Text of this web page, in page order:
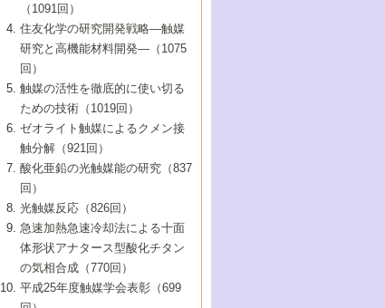
8号 若手研究者による触媒研究の未来展望
2：大学・研究所編
8号 イオン液体の応用
8号 多機能型リアクター
8号 超臨界流体を用いた化学プロセスの新
6号 第94回触媒討論会
7号 サブナノレベルでみた新しい表面現象
8号 オレフィン重合触媒の新たな展
5号 基礎化学品製造の触媒技術
6号 第92回触媒討論会
7号 基礎化学品製造の触媒技術
8号 資源の循環と触媒技術
4号 ナノ材料の調製と機能化
5号 こんな触媒が欲しい
6号 第90回触媒討論会
7号 触媒研究と学術雑誌/情報
8号 若い世代からみた触媒化学の現状と未
3号 生体触媒とバイオプロセス
4号 水素製造・利用の触媒化学
5号 触媒研究における新しい切り口：コン
ビナトリアルケミストリー
6号 第88回触媒討論会特集号
7号 企業における触媒研究のブレークスル
8号 この材料を触媒として使ってみません
2号 第85回触媒討論会
3号 反応ダイナミクス
5号 触媒のおもしろさをどのように伝える
6号 第86回触媒討論会
7号 水素化精製触媒の新しい展開
8号 新しい反応性と機能性を目指した金属
クラスタ-化学
1号 孔、穴、あな?-特異な空間とその利用-
2号 第83回触媒討論会
3号 均一系触媒反応最前線
4号 実用炭素材料の新展開
5号 研究の方法論を考える
7号 機能性金属材料と触媒
8号 触媒研究へのNMRの応用と展望
▼40巻（1998年）
進展と21世紀への提言/創立40周年記念・触
媒学会この10年の歩みとこれから/創立40周
2号 第81回触媒討論会
3号 計算機触媒化学へのさそい
4号 触媒劣化の制御と予測
5号 最新の実用プロセスと触媒
6号 第82回触媒討論会
7号 ナノ構造体の化学
8号 あの反応は今
1号 均一系と不均一系触媒反応-その特徴と
接点
2号 第79回触媒討論会
3号 最新NO除去触媒の実用化研究
4号 新しい反応場を目指した触媒調製
5号 反応・分離技術の新しい展開
6号 第80回触媒討論会
8号 AFMでみる世界
▼38巻（1996年）
1号 触媒の構造と触媒作用/C1化学を中心と
する21世紀への触媒
3号 オリンピックメダル:金・銀・銅はどん
な触媒作用を示すか
4号 触媒作用における機能の複合化
5号 未来を拓け！若手研究者
6号 第78回触媒討論会
7号 ダイナミックな領域への触媒研究の展
開/C1化学を中心とする21世紀への触媒
▼37巻（1995年）
1号 ファインケミカルズと固体触媒
2号 第75回触媒討論会
3号 希土類を利用した触媒
4号 触媒とリサイクル
5号 エネルギー変換触媒
6号 第76回触媒討論会
7号 表面吸着相の新しい展開
8号 マイクロポーラス・クリスタル触媒の
▼36巻（1994年）
1号 電気化学と触媒
2号 第73回触媒討論会
3号 C4化学の展開
4号 《通常号》
5号 《通常号》
6号 第74回触媒討論会
▼35巻（1993年）
1号 工業触媒開発マニュアル―探索から工
業化まで
2号 第71回触媒討論会
3号 研究開発のうらおもて―着想と展開
4号 触媒劣化と寿命の予測
5号 環境に優しい触媒
▼34巻（1992年）
1号 インパクトを与えたこの研究
2号 第69回触媒討論会
3号 ケミカルズ合成触媒―新しい展開と応
▼33巻（1991年）
1号 触媒プロセス開発マニュアル―探索か
ら工業化まで，知っておきたいこと PartII
2号 第67回触媒討論会
▼32巻（1990年）
1号 21世紀に向けて触媒研究の飛躍をめざ
す―触媒化学の裾野を広げよう
2号 第65回触媒討論会
▼31巻（1989年）
1号 情報科学と反応設計・材料設計
▼30巻（1988年）
（1091回）
住友化学の研究開発戦略―触媒
研究と高機能材料開発―（1075
回）
触媒の活性を徹底的に使い切る
ための技術（1019回）
ゼオライト触媒によるクメン接
触分解（921回）
酸化亜鉛の光触媒能の研究（837
回）
光触媒反応（826回）
急速加熱急速冷却法による十面
体形状アナタース型酸化チタン
の気相合成（770回）
平成25年度触媒学会表彰（699